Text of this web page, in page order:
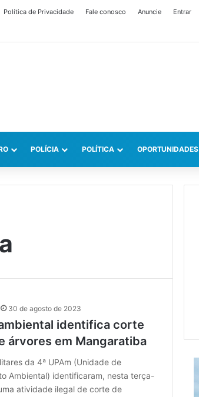
Política de Privacidade Fale conosco Anuncie Entrar
POLÍCIA POLÍTICA OPORTUNIDADES
30 de agosto de 2023
identifica corte
árvores em Mangaratiba
da 4ª UPAm (Unidade de
Ambiental) identificaram, nesta terça-
atividade ilegal de corte de